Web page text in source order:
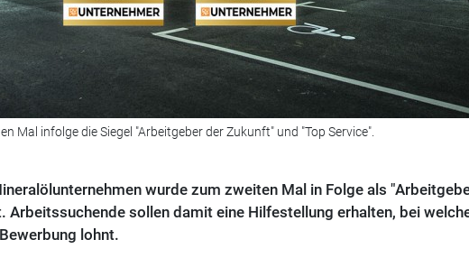
Mal infolge die Siegel "Arbeitgeber der Zukunft" und "Top Service".
wurde zum zweiten Mal in Folge als
Arbeitssuchende sollen damit eine Hilfestellung erhalten, bei
lohnt.